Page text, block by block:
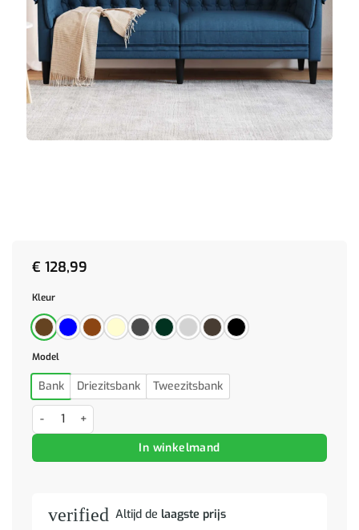
€ 128,99
Kleur
Model
Bank Driezitsbank Tweezitsbank
Driezitsbank Chesterfield-stijl stof blauw aantal
In winkelmand
verified Altijd de laagste prijs